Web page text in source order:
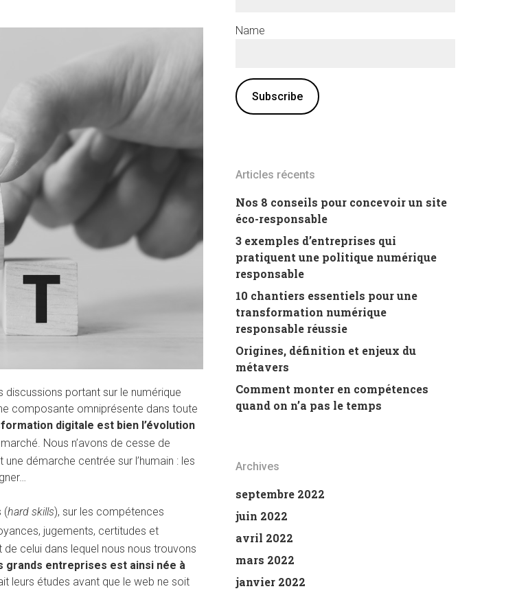
discussions portant sur le numérique
composante omniprésente dans toute
digitale est bien l’évolution
Nous n’avons de cesse de
démarche centrée sur l’humain : les
(hard skills), sur les compétences
jugements, certitudes et
celui dans lequel nous nous trouvons
grands entreprises est ainsi née à
leurs études avant que le web ne soit
Name
Articles récents
Nos 8 conseils pour concevoir un site
éco-responsable
3 exemples d’entreprises qui
pratiquent une politique numérique
responsable
10 chantiers essentiels pour une
transformation numérique
responsable réussie
Origines, définition et enjeux du
métavers
Comment monter en compétences
quand on n’a pas le temps
Archives
septembre 2022
juin 2022
avril 2022
mars 2022
janvier 2022